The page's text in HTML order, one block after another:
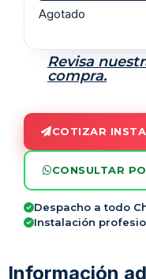
Agotado
Revisa
compra.
COTIZAR
CONSULTAR
Despacho a todo
Instalación
Información